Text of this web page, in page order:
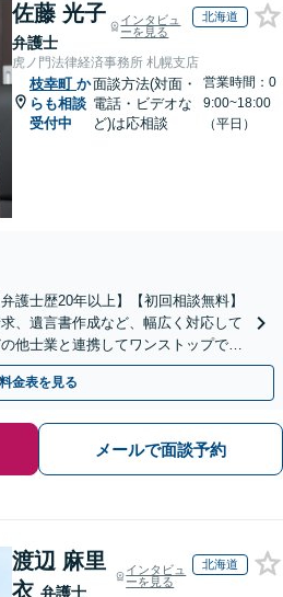
佐藤 光子
弁護士
インタビュ
ーを見る
北海道
虎ノ門法律経済事務所 札幌支店
枝幸町 か
らも相談
受付中
面談方法(対面・
電話・ビデオな
ど)は応相談
営業時間：0
9:00~18:00
（平日）
護士歴20年以上】【初回相談無料】
、遺言書作成など、幅広く対応して
他士業と連携してワンストップでの
さい。
料金表を見る
メールで面談予約
渡辺 麻里
衣 弁護士
インタビュ
ーを見る
北海道